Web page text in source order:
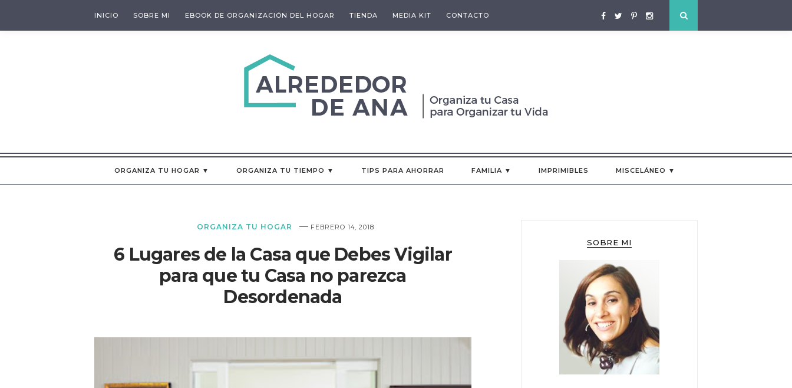
INICIO SOBRE MI EBOOK DE ORGANIZACIÓN DEL HOGAR TIENDA MEDIA KIT CONTACTO
ORGANIZA TU HOGAR ▼ ORGANIZA TU TIEMPO ▼ TIPS PARA AHORRAR FAMILIA ▼ IMPRIMIBLES MISCELÁNEO ▼
ORGANIZA TU HOGAR — FEBRERO 14, 2018
6 Lugares de la Casa que Debes Vigilar
para que tu Casa no parezca
Desordenada
SOBRE MI